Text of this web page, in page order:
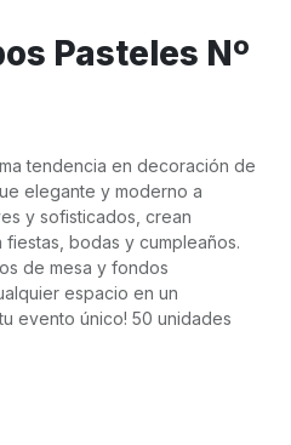
Pasteles Nº
tendencia en decoración de
elegante y moderno a
y sofisticados, crean
bodas y cumpleaños.
de mesa y fondos
espacio en un
evento único! 50 unidades